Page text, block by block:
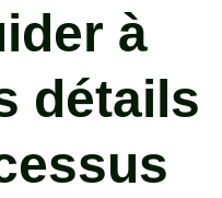
à
détails